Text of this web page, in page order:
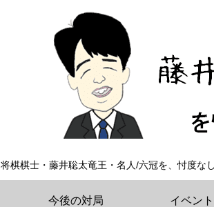
棋棋士・藤井聡太竜王・名人/六冠を、忖度
今後の対局 イベン